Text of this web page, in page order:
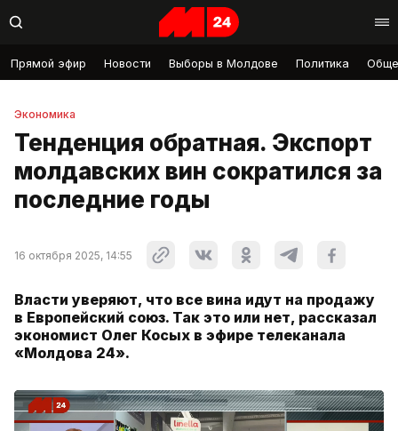
Прямой эфир Новости Выборы в Молдове Политика
Экономика
Тенденция обратная. Экспорт
молдавских вин сократился за
последние годы
16 октября 2025, 14:55
Власти уверяют, что все вина идут на продажу
в Европейский союз. Так это или нет, рассказал
экономист Олег Косых в эфире телеканала
«Молдова 24».